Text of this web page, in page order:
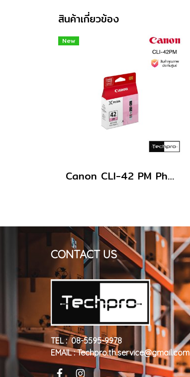
สินค้าเกี่ยวข้อง
New
Canon CLI-42 PM Photo Magenta ตลับหมึกอิงค์เจ็ท สีม่วงแดงโฟโต้
CONTACT US
TEL : 08-5595-9978
EMAIL : Techpro.th.service@gmail.com